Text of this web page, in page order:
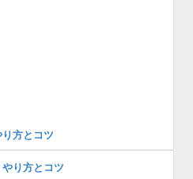
方とコツ
り方とコツ